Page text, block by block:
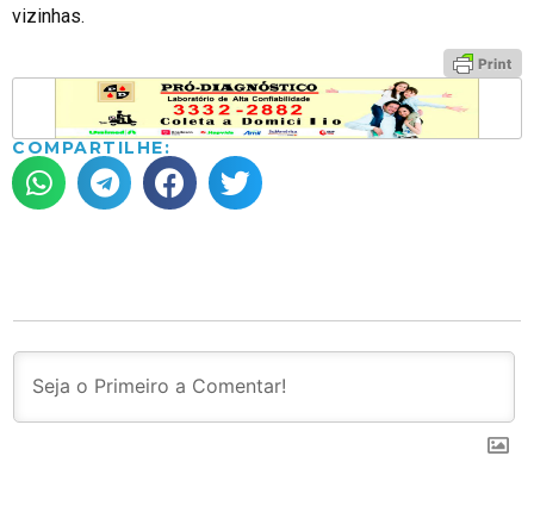
vizinhas.
COMPARTILHE: